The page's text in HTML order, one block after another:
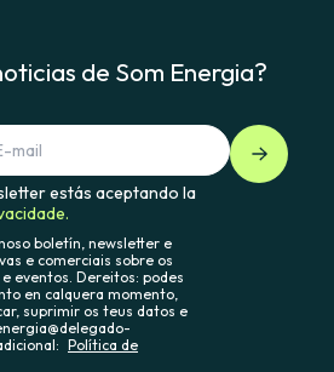
de Som Energia?
estás aceptando la
boletín, newsletter e
e comerciais sobre os
eventos. Dereitos: podes
en calquera momento,
suprimir os teus datos e
Política de